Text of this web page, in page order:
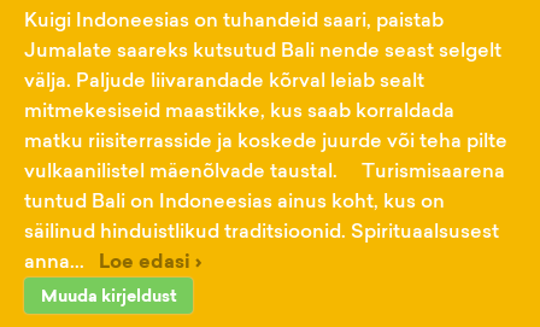
Kuigi Indoneesias on tuhandeid saari, paistab
Jumalate saareks kutsutud Bali nende seast selgelt
välja. Paljude liivarandade kõrval leiab sealt
mitmekesiseid maastikke, kus saab korraldada
matku riisiterrasside ja koskede juurde või teha pilte
vulkaanilistel mäenõlvade taustal. Turismisaarena
tuntud Bali on Indoneesias ainus koht, kus on
säilinud hinduistlikud traditsioonid. Spirituaalsusest
anna...
Loe edasi ›
Muuda kirjeldust